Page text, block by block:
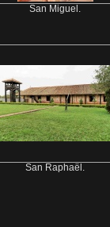
San Miguel.
San Raphaël.